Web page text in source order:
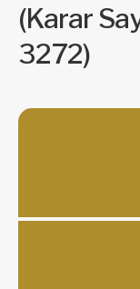
(Karar
3272)